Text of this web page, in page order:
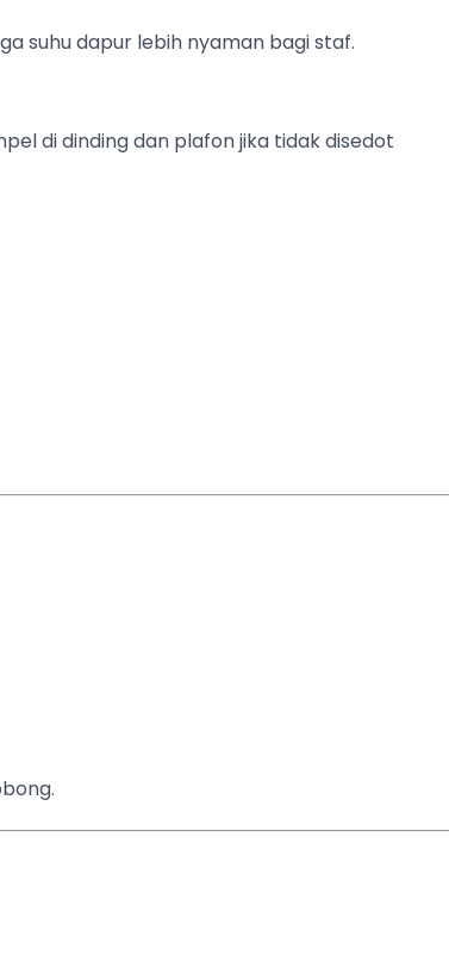
suhu dapur lebih nyaman bagi staf.
di dinding dan plafon jika tidak disedot